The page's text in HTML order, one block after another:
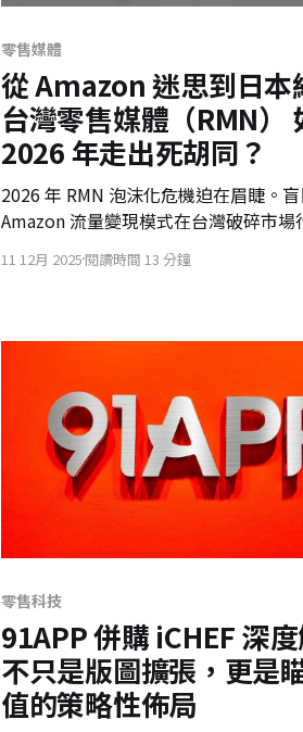
零售媒體
從 Amazon 迷思到日本
台灣零售媒體（RMN）
2026 年走出死胡同？
2026 年 RMN 泡沫化危機迫在眉睫。
Amazon 流量變現模式在台灣破碎市場
圍策略，並提出以「AI 預測」與「實體
11 12月 2025閱讀時間 13 分鐘
零售科技
91APP 併購 iCHEF 深度
不只是版圖擴張，更是
值的策略性佈局